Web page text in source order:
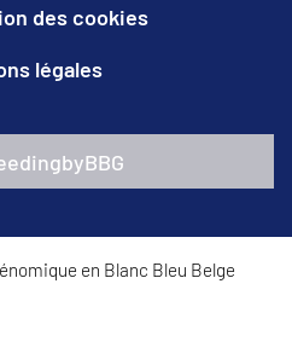
des cookies
légales
en Blanc Bleu Belge